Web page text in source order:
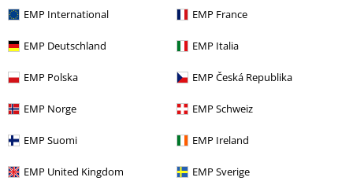
EMP International EMP France
EMP Deutschland EMP Italia
EMP Polska EMP Česká Republika
EMP Norge EMP Schweiz
EMP Suomi EMP Ireland
EMP United Kingdom EMP Sverige
Nasze Centrum Obsługi Klienta jest do Twojej
dyspozycji
informacji
Rozpocznij rozmowę